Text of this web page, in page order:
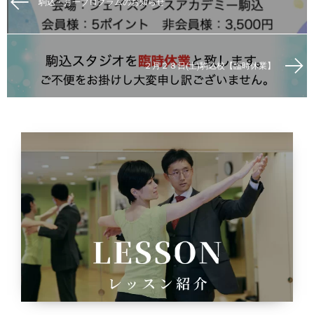
２月２８日(土)駒込校【臨時休業】